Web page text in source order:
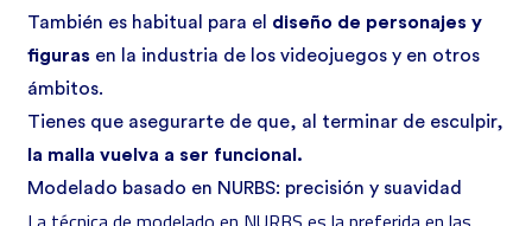
También es habitual para el diseño de personajes y
figuras en la industria de los videojuegos y en otros
ámbitos.
Tienes que asegurarte de que, al terminar de esculpir,
la malla vuelva a ser funcional.
Modelado basado en NURBS: precisión y suavidad